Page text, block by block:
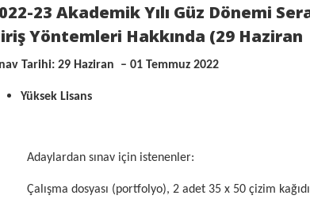
23 Akademik Yılı Güz Dönemi
Yöntemleri Hakkında (29 Haziran
Tarihi: 29 Haziran – 01 Temmuz 2022
Yüksek Lisans
Adaylardan sınav için istenenler:
Çalışma dosyası (portfolyo), 2 adet 35 x 50 çizim